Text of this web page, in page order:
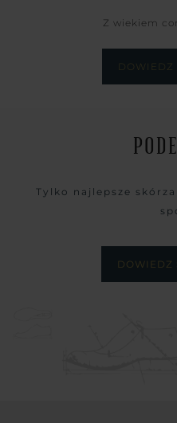
Z wiekiem
DOWIEDZ
Tylko najlepsze
DOWIEDZ